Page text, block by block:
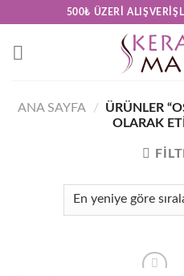
content
500₺ ÜZERI
ANA SAYFA /
ÜRÜNLER
OLARAK